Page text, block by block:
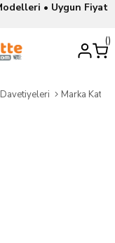
• Uygun Fiyat
Marka